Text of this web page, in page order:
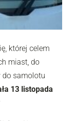
której celem
miast, do
do samolotu
13 listopada